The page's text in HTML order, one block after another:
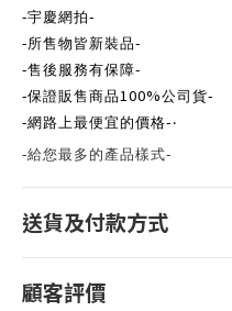
-宇慶網拍-
-所售物皆新裝品-
-售後服務有保障-
-保證販售商品100%公司貨-
-網路上最便宜的價格- ‧
-給您最多的產品樣式-
送貨及付款方式
顧客評價